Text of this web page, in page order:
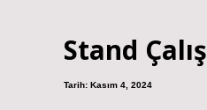
Stand
Tarih: Kasım 4, 2024